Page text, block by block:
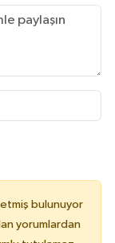
bulunuyor
yorumlardan